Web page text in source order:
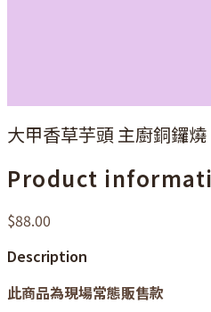
大甲香草芋頭 主廚銅鑼燒
Product
$88.00
Description
此商品為現場常態販售款